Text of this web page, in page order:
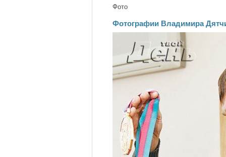
Фото
Фотографии Владимира